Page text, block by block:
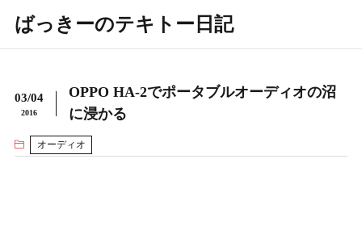
ばっきーのテキトー日記
03/04
2016
OPPO HA-2でポータブルオーディオの沼
に浸かる
オーディオ